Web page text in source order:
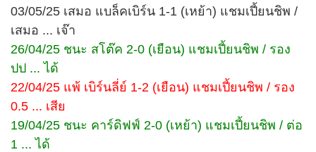
03/05/25 เสมอ แบล็คเบิร์น 1-1 (เหย้า) แชมเปี้ยนชิพ /
เสมอ ... เจ๊า
26/04/25 ชนะ สโต๊ค 2-0 (เยือน) แชมเปี้ยนชิพ / รอง
ปป ... ได้
22/04/25 แพ้ เบิร์นลี่ย์ 1-2 (เยือน) แชมเปี้ยนชิพ / รอง
0.5 ... เสีย
19/04/25 ชนะ คาร์ดิฟฟ์ 2-0 (เหย้า) แชมเปี้ยนชิพ / ต่อ
1 ... ได้